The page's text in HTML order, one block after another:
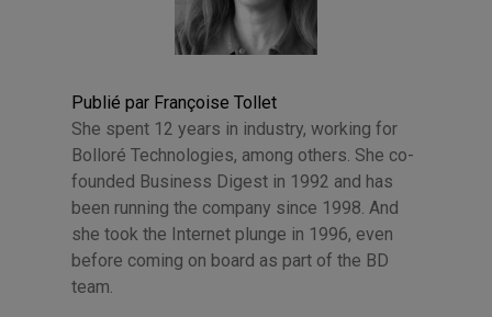
Publié par Françoise Tollet
She spent 12 years in industry, working for
Bolloré Technologies, among others. She co-
founded Business Digest in 1992 and has
been running the company since 1998. And
she took the Internet plunge in 1996, even
before coming on board as part of the BD
team.